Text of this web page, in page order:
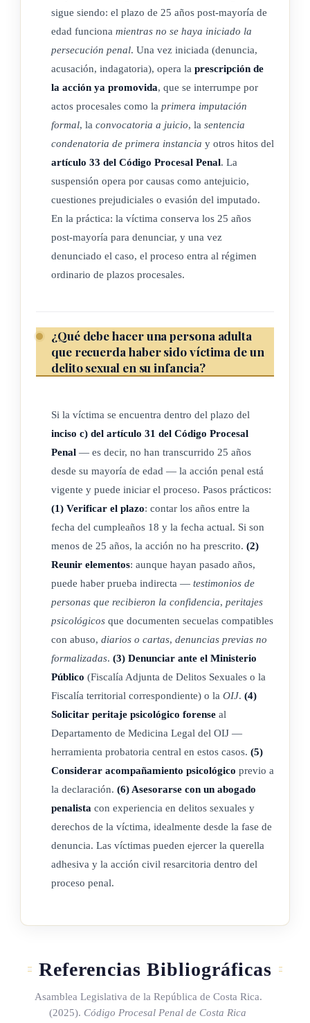
sigue siendo: el plazo de 25 años post-mayoría de
edad funciona mientras no se haya iniciado la
persecución penal. Una vez iniciada (denuncia,
acusación, indagatoria), opera la prescripción de
la acción ya promovida, que se interrumpe por
actos procesales como la primera imputación
formal, la convocatoria a juicio, la sentencia
condenatoria de primera instancia y otros hitos del
artículo 33 del Código Procesal Penal. La
suspensión opera por causas como antejuicio,
cuestiones prejudiciales o evasión del imputado.
En la práctica: la víctima conserva los 25 años
post-mayoría para denunciar, y una vez
denunciado el caso, el proceso entra al régimen
ordinario de plazos procesales.
¿Qué debe hacer una persona adulta
que recuerda haber sido víctima de un
delito sexual en su infancia?
Si la víctima se encuentra dentro del plazo del
inciso c) del artículo 31 del Código Procesal
Penal — es decir, no han transcurrido 25 años
desde su mayoría de edad — la acción penal está
vigente y puede iniciar el proceso. Pasos prácticos:
(1) Verificar el plazo: contar los años entre la
fecha del cumpleaños 18 y la fecha actual. Si son
menos de 25 años, la acción no ha prescrito. (2)
Reunir elementos: aunque hayan pasado años,
puede haber prueba indirecta — testimonios de
personas que recibieron la confidencia, peritajes
psicológicos que documenten secuelas compatibles
con abuso, diarios o cartas, denuncias previas no
formalizadas. (3) Denunciar ante el Ministerio
Público (Fiscalía Adjunta de Delitos Sexuales o la
Fiscalía territorial correspondiente) o la OIJ. (4)
Solicitar peritaje psicológico forense al
Departamento de Medicina Legal del OIJ —
herramienta probatoria central en estos casos. (5)
Considerar acompañamiento psicológico previo a
la declaración. (6) Asesorarse con un abogado
penalista con experiencia en delitos sexuales y
derechos de la víctima, idealmente desde la fase de
denuncia. Las víctimas pueden ejercer la querella
adhesiva y la acción civil resarcitoria dentro del
proceso penal.
Referencias Bibliográficas
Asamblea Legislativa de la República de Costa Rica.
(2025). Código Procesal Penal de Costa Rica